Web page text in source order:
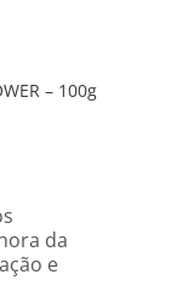
– 100g
da
e